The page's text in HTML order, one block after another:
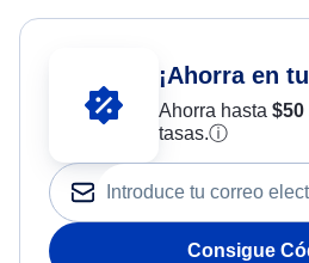
¡Ahorra en
Ahorra hasta $50
tasas.ⓘ
Consigue